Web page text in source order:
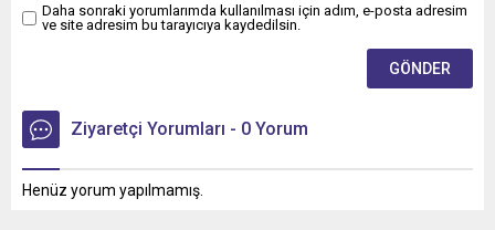
Daha sonraki yorumlarımda kullanılması için adım, e-posta adresim
ve site adresim bu tarayıcıya kaydedilsin.
Ziyaretçi Yorumları - 0 Yorum
Henüz yorum yapılmamış.